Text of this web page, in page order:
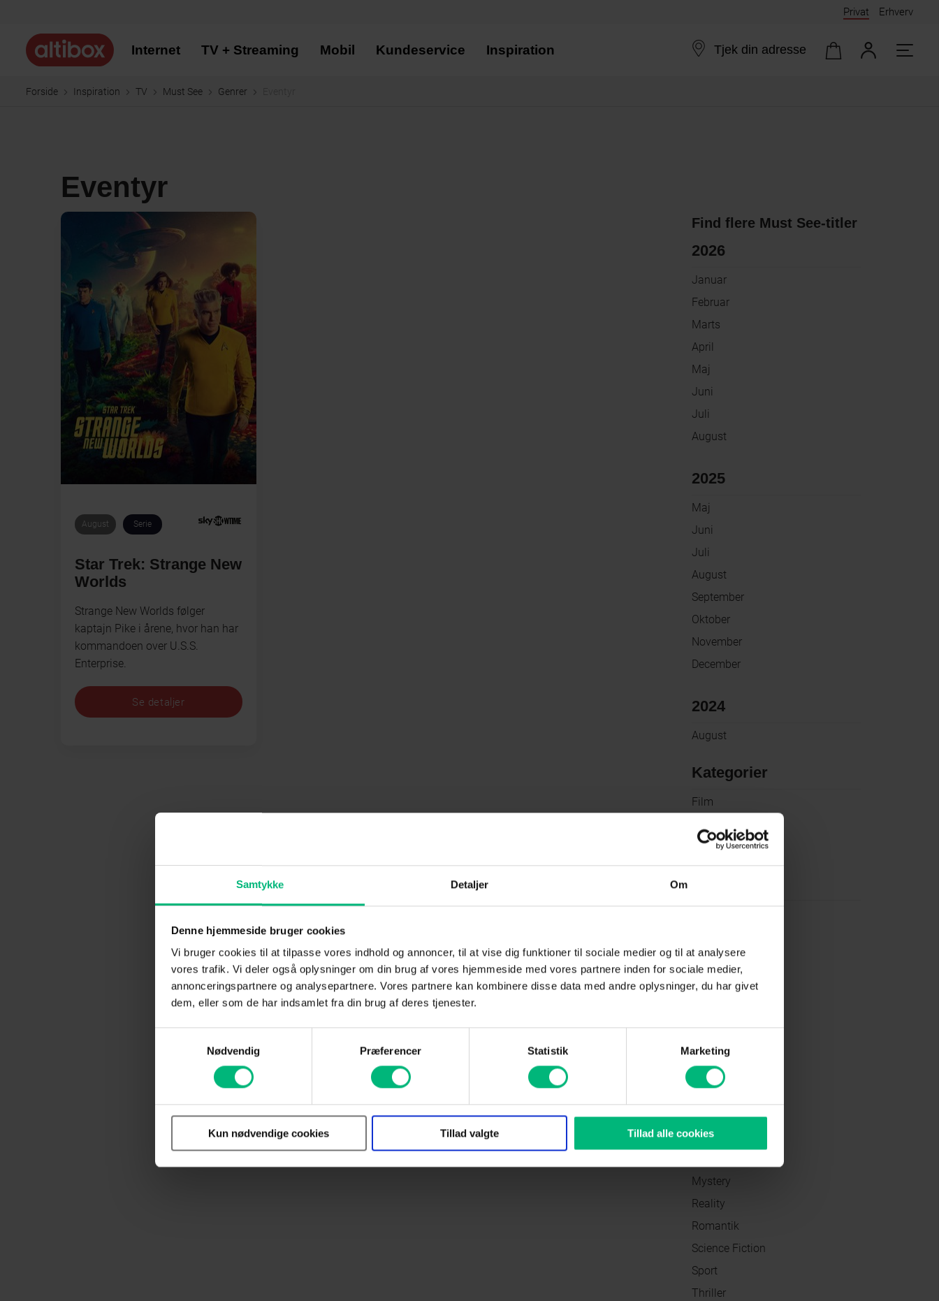
Samtykke Detaljer Om
Denne hjemmeside bruger cookies
Vi bruger cookies til at tilpasse vores indhold og annoncer, til at vise dig funktioner til sociale medier og til at analysere
vores trafik. Vi deler også oplysninger om din brug af vores hjemmeside med vores partnere inden for sociale medier,
annonceringspartnere og analysepartnere. Vores partnere kan kombinere disse data med andre oplysninger, du har givet
dem, eller som de har indsamlet fra din brug af deres tjenester.
Nødvendig
Præferencer Statistik Marketing
Kun nødvendige cookies Tillad valgte Tillad alle cookies
Privat Erhverv
Internet TV + Streaming Mobil Kundeservice Inspiration Tjek din adresse
Forside Inspiration TV Must See Genrer
Eventyr
August Serie
Star Trek: Strange New
Worlds
Strange New Worlds følger
kaptajn Pike i årene, hvor han har
kommandoen over U.S.S.
Enterprise.
Se detaljer
Find flere Must See-titler
2026
Januar
Februar
Marts
April
Maj
Juni
Juli
August
2025
Maj
Juni
Juli
August
September
Oktober
November
December
2024
August
Kategorier
Film
Reality
Biografi
Dokumentar
Eventyr
Familie
Fantasy
Gyser
Komedie
Krimi
Mystery
Reality
Romantik
Science Fiction
Sport
Thriller